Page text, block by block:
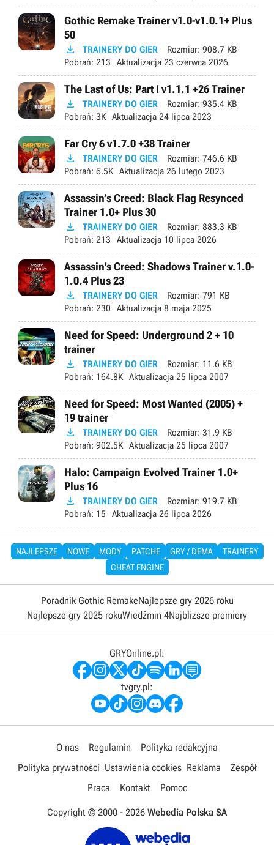
Gothic Remake Trainer v1.0-v1.0.1+ Plus
50
 TRAINERY DO GIER Rozmiar: 908.7 KB
Pobrań: 213 Aktualizacja 23 czerwca 2026
The Last of Us: Part I v1.1.1 +26 Trainer
 TRAINERY DO GIER Rozmiar: 935.4 KB
Pobrań: 3K Aktualizacja 24 lipca 2023
Far Cry 6 v1.7.0 +38 Trainer
 TRAINERY DO GIER Rozmiar: 746.6 KB
Pobrań: 6.5K Aktualizacja 26 lutego 2023
Assassin’s Creed: Black Flag Resynced
Trainer 1.0+ Plus 30
 TRAINERY DO GIER Rozmiar: 883.3 KB
Pobrań: 213 Aktualizacja 10 lipca 2026
Assassin's Creed: Shadows Trainer v.1.0-
1.0.4 Plus 23
 TRAINERY DO GIER Rozmiar: 791 KB
Pobrań: 230 Aktualizacja 8 maja 2025
Need for Speed: Underground 2 + 10
trainer
 TRAINERY DO GIER Rozmiar: 11.6 KB
Pobrań: 164.8K Aktualizacja 25 lipca 2007
Need for Speed: Most Wanted (2005) +
19 trainer
 TRAINERY DO GIER Rozmiar: 31.9 KB
Pobrań: 902.5K Aktualizacja 25 lipca 2007
Halo: Campaign Evolved Trainer 1.0+
Plus 16
 TRAINERY DO GIER Rozmiar: 919.7 KB
Pobrań: 15 Aktualizacja 26 lipca 2026
NAJLEPSZE NOWE MODY PATCHE GRY / DEMA
TRAINERY
CHEAT ENGINE
Poradnik Gothic RemakeNajlepsze gry 2026 roku
Najlepsze gry 2025 rokuWiedźmin 4Najbliższe premiery
GRYOnline.pl:
tvgry.pl:
O nas Regulamin
Polityka redakcyjna
Polityka prywatności Ustawienia cookies Reklama
Zespół
Praca
Kontakt Pomoc
Copyright © 2000 - 2026 Webedia Polska SA